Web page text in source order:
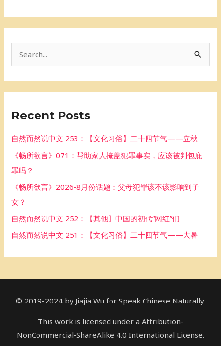
c
f
r
Recent Posts
自然而然说中文 253：【文化习俗】二十四节气——立秋
《畅所欲言》071：帮助家人掩盖犯罪事实，应该被判包庇
罪吗？
《畅所欲言》2026-8月份话题：父母犯罪该不该影响到子
女？
自然而然说中文 252：【其他】中国的初代“网红”们
自然而然说中文 251：【文化习俗】二十四节气——大暑
© 2019-2024 by Jiajia Wu for Speak Chinese Naturally.
This work is licensed under a Attribution-
NonCommercial-ShareAlike 4.0 International License.